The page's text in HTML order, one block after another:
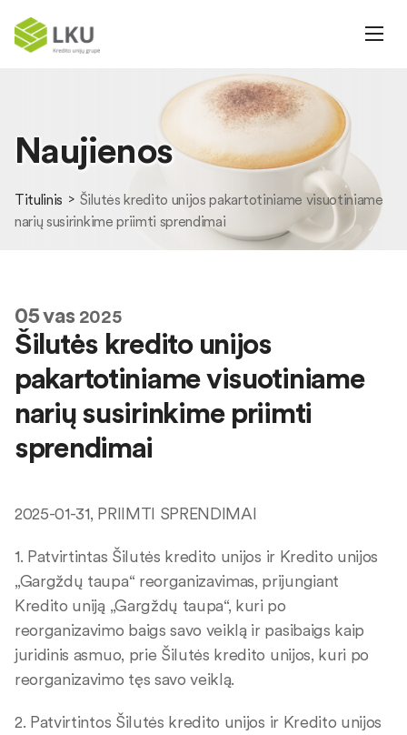
Naujienos
Titulinis
Šilutės kredito unijos pakartotiniame visuotiniame
narių susirinkime priimti sprendimai
05vas 2025
Šilutės kredito unijos
pakartotiniame visuotiniame
narių susirinkime priimti
sprendimai
2025-01-31, PRIIMTI SPRENDIMAI
1. Patvirtintas Šilutės kredito unijos ir Kredito unijos
„Gargždų taupa“ reorganizavimas, prijungiant
Kredito uniją „Gargždų taupa“, kuri po
reorganizavimo baigs savo veiklą ir pasibaigs kaip
juridinis asmuo, prie Šilutės kredito unijos, kuri po
reorganizavimo tęs savo veiklą.
2. Patvirtintos Šilutės kredito unijos ir Kredito unijos